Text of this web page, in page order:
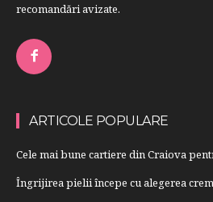
recomandări avizate.
ARTICOLE POPULARE
Cele mai bune cartiere din Craiova
Îngrijirea pielii începe cu alegerea